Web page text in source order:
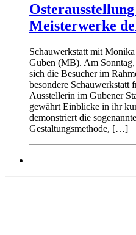
Meisterwerke
Schauwerkstatt mit
Guben (MB). Am
sich die Besucher im
besondere
Ausstellerin im Gubener
gewährt Einblicke in ihr
demonstriert die
Gestaltungsmethode, […]